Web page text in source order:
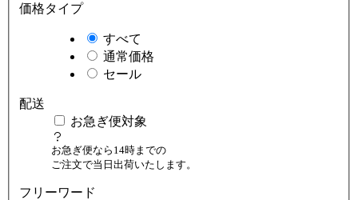
価格タイプ
すべて
通常価格
セール
配送
お急ぎ便対象
お急ぎ便なら14時までの
ご注文で当日出荷いたします。
フリーワード